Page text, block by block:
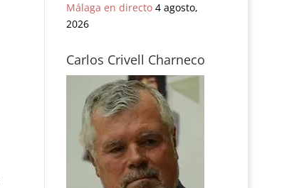
Málaga en directo 4 agosto,
2026
Carlos Crivell Charneco